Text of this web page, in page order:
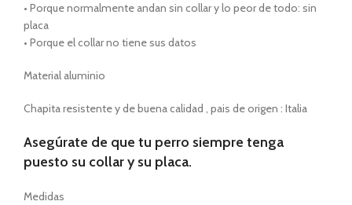
• Porque normalmente andan sin collar y lo peor de todo: sin
placa
• Porque el collar no tiene sus datos
Material aluminio
Chapita resistente y de buena calidad , pais de origen : Italia
Asegúrate de que tu perro siempre tenga
puesto su collar y su placa.
Medidas